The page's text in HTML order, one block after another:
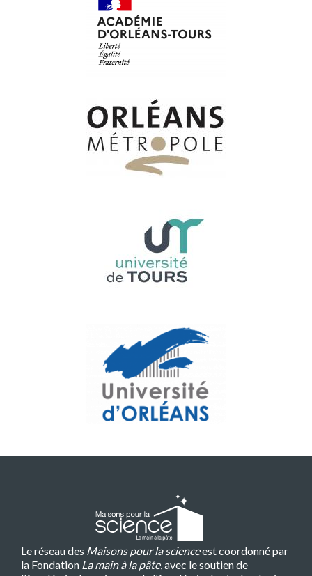
Le réseau des Maisons pour la scienceest coordonné par
la Fondation La main à la pâte, avec le soutien de